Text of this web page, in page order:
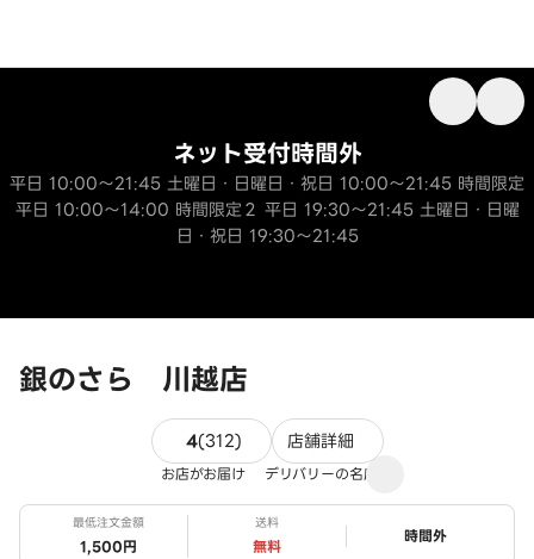
銀のさら 川越店
ネット受付時間外
平日 10:00～21:45 土曜日・日曜日・祝日 10:00～21:45 時間限定
平日 10:00～14:00 時間限定２ 平日 19:30～21:45 土曜日・日曜
日・祝日 19:30～21:45
4(312)312件のレビュー
店舗詳細
お店がお届け デリバリーの名店
最低注文金額
1,500円
送料
無料 ステータス
時間外